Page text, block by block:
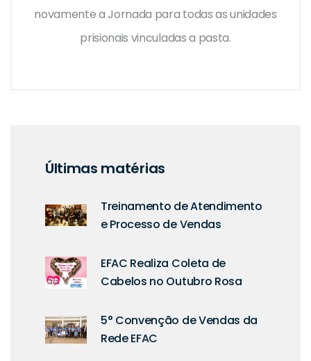
novamente a Jornada para todas as unidades
prisionais vinculadas a pasta.
Últimas matérias
Treinamento de Atendimento
e Processo de Vendas
EFAC Realiza Coleta de
Cabelos no Outubro Rosa
5° Convenção de Vendas da
Rede EFAC